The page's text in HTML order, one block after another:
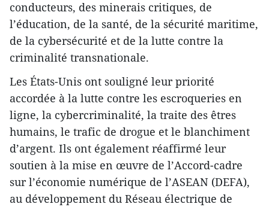
conducteurs, des minerais critiques, de
l’éducation, de la santé, de la sécurité maritime,
de la cybersécurité et de la lutte contre la
criminalité transnationale.
Les États-Unis ont souligné leur priorité
accordée à la lutte contre les escroqueries en
ligne, la cybercriminalité, la traite des êtres
humains, le trafic de drogue et le blanchiment
d’argent. Ils ont également réaffirmé leur
soutien à la mise en œuvre de l’Accord-cadre
sur l’économie numérique de l’ASEAN (DEFA),
au développement du Réseau électrique de